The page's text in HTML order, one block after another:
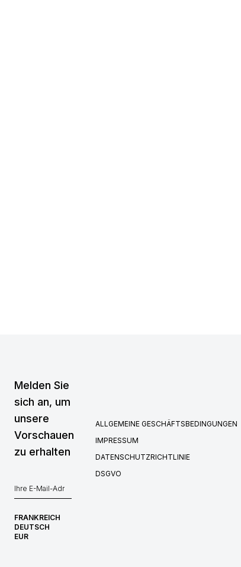
Melden Sie
sich an, um
unsere
Vorschauen
zu erhalten
ALLGEMEINE GESCHÄFTSBEDINGUNGEN
IMPRESSUM
DATENSCHUTZRICHTLINIE
DSGVO
FRANKREICH
DEUTSCH
EUR